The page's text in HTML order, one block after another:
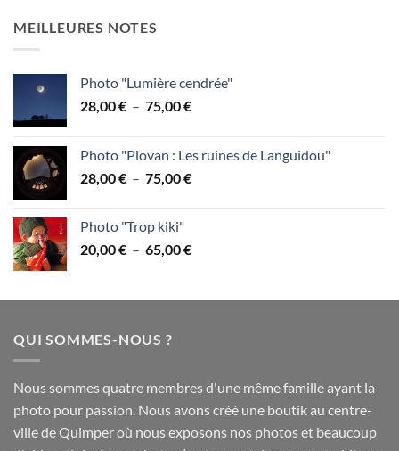
MEILLEURES NOTES
Photo "Lumière cendrée"
28,00€ – 75,00€Plage
28,00 €
à
Photo "Plovan : Les ruines de Languidou"
28,00€ – 75,00€Plage
à
Photo "Trop kiki"
20,00€ – 65,00€Plage
20,00 €
QUI SOMMES-NOUS ?
Nous sommes quatre membres d'une même famille ayant la
photo pour passion. Nous avons créé une boutik au centre-
ville de Quimper où nous exposons nos photos et beaucoup